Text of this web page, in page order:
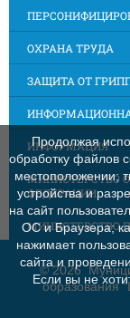
ОХРАНА ТРУДА
ЗАЩИТА ОТ
ИНФОРМАЦИЯ
МИНИСТЕРСТВО
ФЕДЕРАЦИИ
МИНИСТЕРСТВО
©2026
образования
Продолжая
обработку файлов
местоположении;
устройства и
на сайт
ОС и Браузера;
нажимает
сайта и
Если вы не